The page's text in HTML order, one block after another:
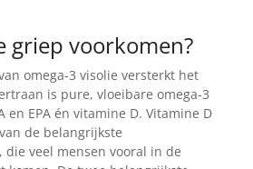
griep voorkomen?
omega-3 visolie versterkt het
is pure, vloeibare omega-3
en EPA én vitamine D. Vitamine D
de belangrijkste
veel mensen vooral in de